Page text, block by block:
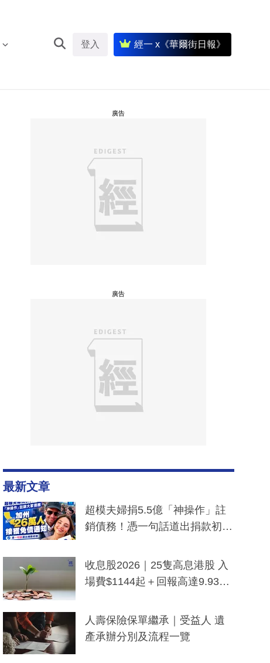
登入 經一 x《華爾街日報》
廣告
廣告
最新文章
超模夫婦捐5.5億「神操作」註
銷債務！憑一句話道出捐款初
一度被誤當詐騙手段
收息股2026｜25隻高息港股 入
場費$1144起＋回報高達9.93
人壽保險保單繼承｜受益人 遺
產承辦分別及流程一覽